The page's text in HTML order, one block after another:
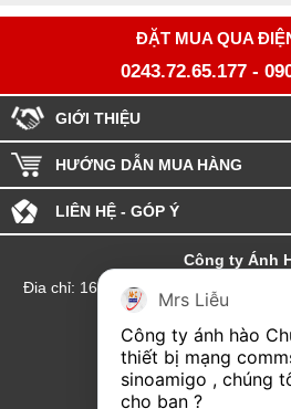
ĐẶT MUA QUA
0243.72.65.177 -
GIỚI THIỆU
HƯỚNG DẪN MUA HÀNG
LIÊN HỆ - GÓP Ý
Công ty Ánh
Đia chỉ: 164 Phố Chùa Láng -
Email:
Đại lý Hải
Mrs Liễu
Công ty ánh hào
thiết bị mạng
sinoamigo , chúng
cho bạn ?